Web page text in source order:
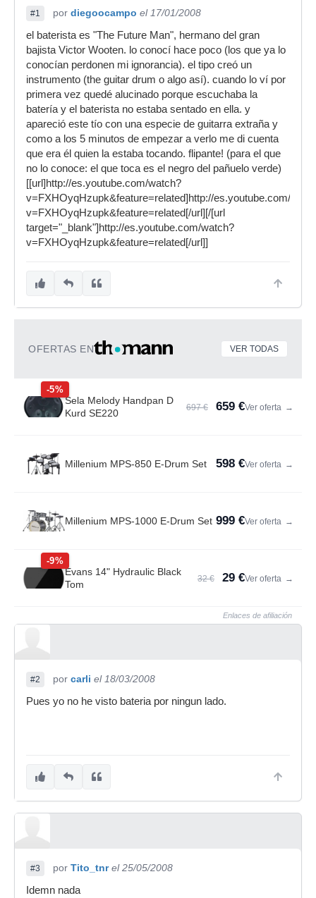
#1 por diegoocampo el 17/01/2008
el baterista es "The Future Man", hermano del gran
bajista Victor Wooten. lo conocí hace poco (los que ya lo
conocían perdonen mi ignorancia). el tipo creó un
instrumento (the guitar drum o algo así). cuando lo ví por
primera vez quedé alucinado porque escuchaba la
batería y el baterista no estaba sentado en ella. y
apareció este tío con una especie de guitarra extraña y
como a los 5 minutos de empezar a verlo me di cuenta
que era él quien la estaba tocando. flipante! (para el que
no lo conoce: el que toca es el negro del pañuelo verde)
[[url]http://es.youtube.com/watch?
v=FXHOyqHzupk&feature=related]http://es.youtube.com/
v=FXHOyqHzupk&feature=related[/url][/[url
target="_blank"]http://es.youtube.com/watch?
v=FXHOyqHzupk&feature=related[/url]]
OFERTAS EN VER TODAS
-5%
Sela Melody Handpan D
Kurd SE220
697 € 659 €Ver oferta →
Millenium MPS-850 E-Drum Set 598 €Ver oferta →
Millenium MPS-1000 E-Drum Set 999 €Ver oferta →
-9%
Evans 14" Hydraulic Black
Tom
32 € 29 €Ver oferta →
Enlaces de afiliación
#2 por carli el 18/03/2008
Pues yo no he visto bateria por ningun lado.
#3 por Tito_tnr el 25/05/2008
Idemn nada